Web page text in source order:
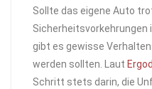
Sollte das eigene Auto
Sicherheitsvorkehrungen
gibt es gewisse
werden sollten. Laut
Schritt stets darin, die